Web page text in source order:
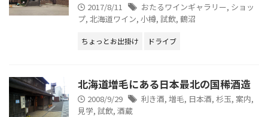
2017/8/11 おたるワインギャラリー, ショッ
プ, 北海道ワイン, 小樽, 試飲, 鶴沼
ちょっとお出掛け ドライブ
北海道増毛にある日本最北の国稀酒造
2008/9/29 利き酒, 増毛, 日本酒, 杉玉, 案内,
見学, 試飲, 酒蔵